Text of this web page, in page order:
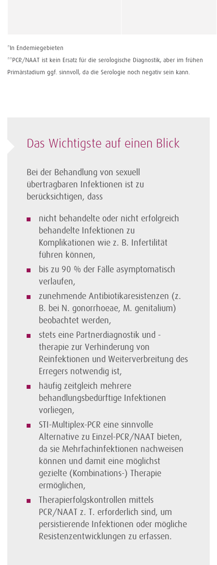
*In Endemiegebieten
**PCR/NAAT ist kein Ersatz für die serologische Diagnostik, aber im frühen
Primärstadium ggf. sinnvoll, da die Serologie noch negativ sein kann.
Das Wichtigste auf einen Blick
Bei der Behandlung von sexuell
übertragbaren Infektionen ist zu
berücksichtigen, dass
nicht behandelte oder nicht erfolgreich
behandelte Infektionen zu
Komplikationen wie z. B. Infertilität
führen können,
bis zu 90 % der Fälle asymptomatisch
verlaufen,
zunehmende Antibiotikaresistenzen (z.
B. bei N. gonorrhoeae, M. genitalium)
beobachtet werden,
stets eine Partnerdiagnostik und -
therapie zur Verhinderung von
Reinfektionen und Weiterverbreitung des
Erregers notwendig ist,
häufig zeitgleich mehrere
behandlungsbedürftige Infektionen
vorliegen,
STI-Multiplex-PCR eine sinnvolle
Alternative zu Einzel-PCR/NAAT bieten,
da sie Mehrfachinfektionen nachweisen
können und damit eine möglichst
gezielte (Kombinations-) Therapie
ermöglichen,
Therapierfolgskontrollen mittels
PCR/NAAT z. T. erforderlich sind, um
persistierende Infektionen oder mögliche
Resistenzentwicklungen zu erfassen.